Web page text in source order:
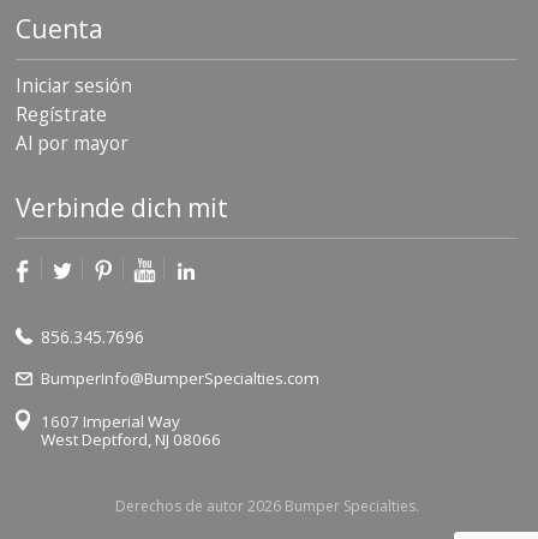
Cuenta
Iniciar sesión
Regístrate
Al por mayor
Verbinde dich mit
856.345.7696
BumperInfo@BumperSpecialties.com
1607 Imperial Way
West Deptford, NJ 08066
Derechos de autor 2026 Bumper Specialties.